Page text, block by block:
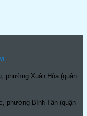
phường Xuân Hòa (quận
phường Bình Tân (quận